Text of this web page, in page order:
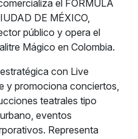
el FORMULA
DE MÉXICO,
público y opera el
Mágico en Colombia.
con Live
y promociona conciertos,
teatrales tipo
eventos
Representa